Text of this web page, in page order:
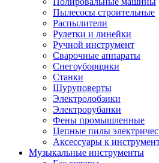
Пылесосы строительные
Распылители
Рулетки и линейки
Ручной инструмент
Сварочные аппараты
Снегоуборщики
Станки
Шуруповерты
Электролобзики
Электрорубанки
Фены промышленные
Цепные пилы
Аксессуары к
Музыкальные инструменты